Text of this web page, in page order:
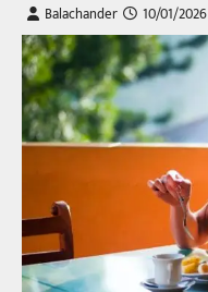
Balachander 10/01/2026